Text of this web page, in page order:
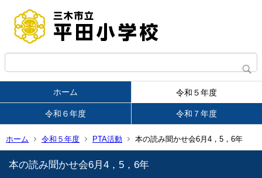
ホーム 令和５年度
令和６年度 令和７年度
ホーム 令和５年度 PTA活動 本の読み聞かせ会6月4，5，6年
本の読み聞かせ会6月4，5，6年